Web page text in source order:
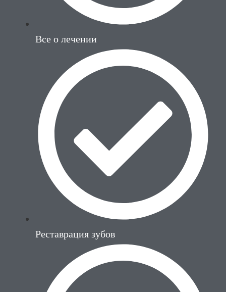
Все о лечении
Реставрация зубов